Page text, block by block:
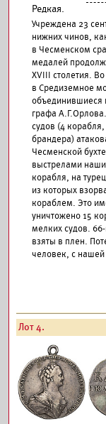
Редкая.
Учреждена 23
нижних чинов,
в Чесменском
медалей
XVIII столетия.
в Средиземное
графа
судов (4
брандера)
Чесменской
выстрелами
корабля, на
из которых
кораблем. Это
уничтожено 15
мелких судов.
взяты в плен.
человек, с
Лот 4.